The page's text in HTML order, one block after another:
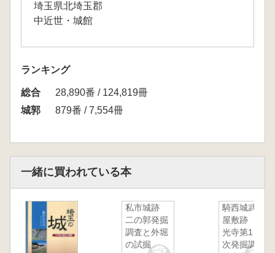
埼玉県北埼玉郡
中近世・城館
ランキング
総合
28,890番 / 124,819冊
城郭
879番 / 7,554冊
一緒に買われている本
私市城跡
二の郭発掘
調査と外堀
の試掘
騎西城武家
屋敷跡 妙
光寺第1・2
次発掘調査